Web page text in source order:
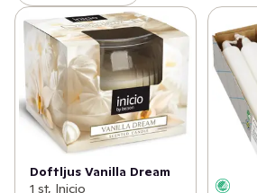
✓ Disk & städ (205)
Tvätt & klädvård (124)
✓ Påsar, folie & bakformar
Servetter, ljus & engångsartiklar
✓ Blommor & växter (30)
✓ Ljus (77)
✓ Servetter & ställ (36)
✓ Fest & kalas (66)
Engångsglas/bägare
✓ Engångstallrikar
Doftljus Vanilla Dream
1 st, Inicio